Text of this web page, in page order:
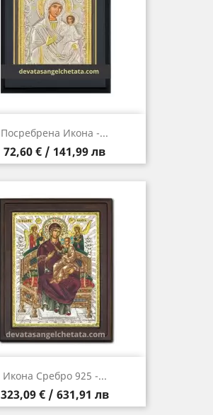
Посребрена Икона -...
Цена
72,60 € / 141,99 лв
Икона Сребро 925 -...
Цена
323,09 € / 631,91 лв